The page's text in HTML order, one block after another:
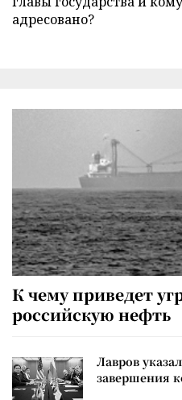
адресовано?
К чему приведет
российскую нефть
Лавров
завершения